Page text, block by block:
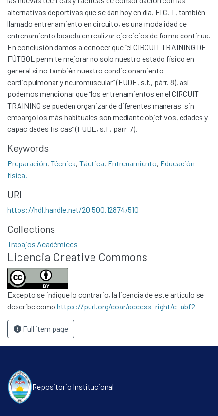
All of DSpace
Statistics
Contacto
Políticas
alternativas deportivas que se dan hoy en día. El C. T, también
llamado entrenamiento en circuito, es una modalidad de
entrenamiento basada en realizar ejercicios de forma continua.
En conclusión damos a conocer que “el CIRCUIT TRAINING DE
FÚTBOL permite mejorar no solo nuestro estado físico en
general si no también nuestro condicionamiento
cardiopulmonar y neuromuscular” (FUDE, s.f., párr. 8), así
podemos mencionar que “los entrenamientos en el CIRCUIT
TRAINING se pueden organizar de diferentes maneras, sin
embargo los más habituales son mediante objetivos, edades y
capacidades físicas” (FUDE, s.f., párr. 7).
Keywords
Preparación, Técnica, Táctica, Entrenamiento, Educación
física.
URI
https://hdl.handle.net/20.500.12874/510
Collections
Trabajos Académicos
Licencia Creative Commons
Excepto se indique lo contrario, la licencia de este artículo se
describe como https://purl.org/coar/access_right/c_abf2
Full item page
Repositorio Institucional